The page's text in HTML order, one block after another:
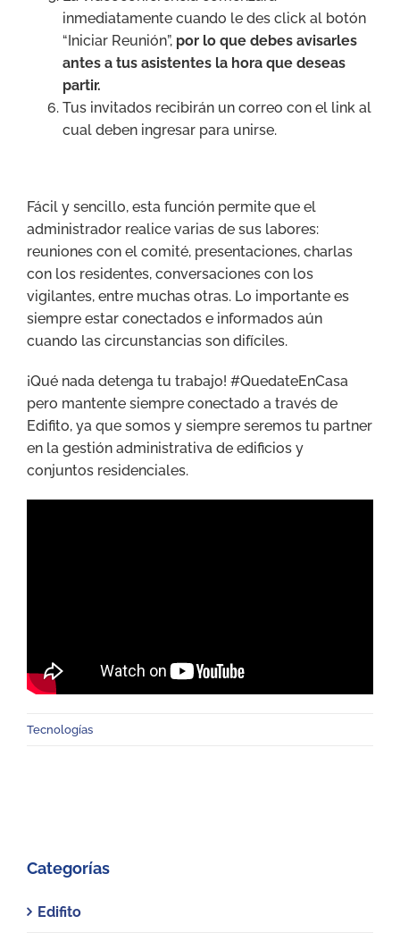
inmediatamente cuando le des click al botón
“Iniciar Reunión”, por lo que debes avisarles
antes a tus asistentes la hora que deseas
partir.
Tus invitados recibirán un correo con el link al
cual deben ingresar para unirse.
Fácil y sencillo, esta función permite que el
administrador realice varias de sus labores:
reuniones con el comité, presentaciones, charlas
con los residentes, conversaciones con los
vigilantes, entre muchas otras. Lo importante es
siempre estar conectados e informados aún
cuando las circunstancias son difíciles.
¡Qué nada detenga tu trabajo! #QuedateEnCasa
pero mantente siempre conectado a través de
Edifito, ya que somos y siempre seremos tu partner
en la gestión administrativa de edificios y
conjuntos residenciales.
Tecnologías
Categorías
Edifito